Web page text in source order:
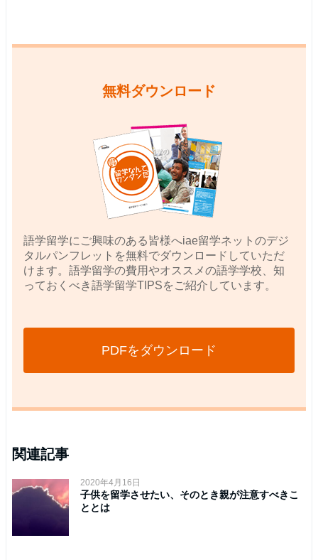
無料ダウンロード
語学留学にご興味のある皆様へiae留学ネットのデジ
タルパンフレットを無料でダウンロードしていただ
けます。語学留学の費用やオススメの語学学校、知
っておくべき語学留学TIPSをご紹介しています。
PDFをダウンロード
関連記事
2020年4月16日
子供を留学させたい、そのとき親が注意すべきこ
ととは